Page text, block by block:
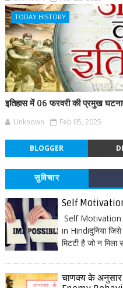
TODAY HISTORY
इतिहास में 06 फरवरी की प्रमुख
Unknown Feb 05, 2025
BLOGGER
सुविचार
Self
Self Motivation
in Hindiदुनिया
मिटटी है जो न मिला
चाणक्य के अनुसार